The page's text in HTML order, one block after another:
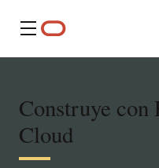
Menú
Construye con
Cloud